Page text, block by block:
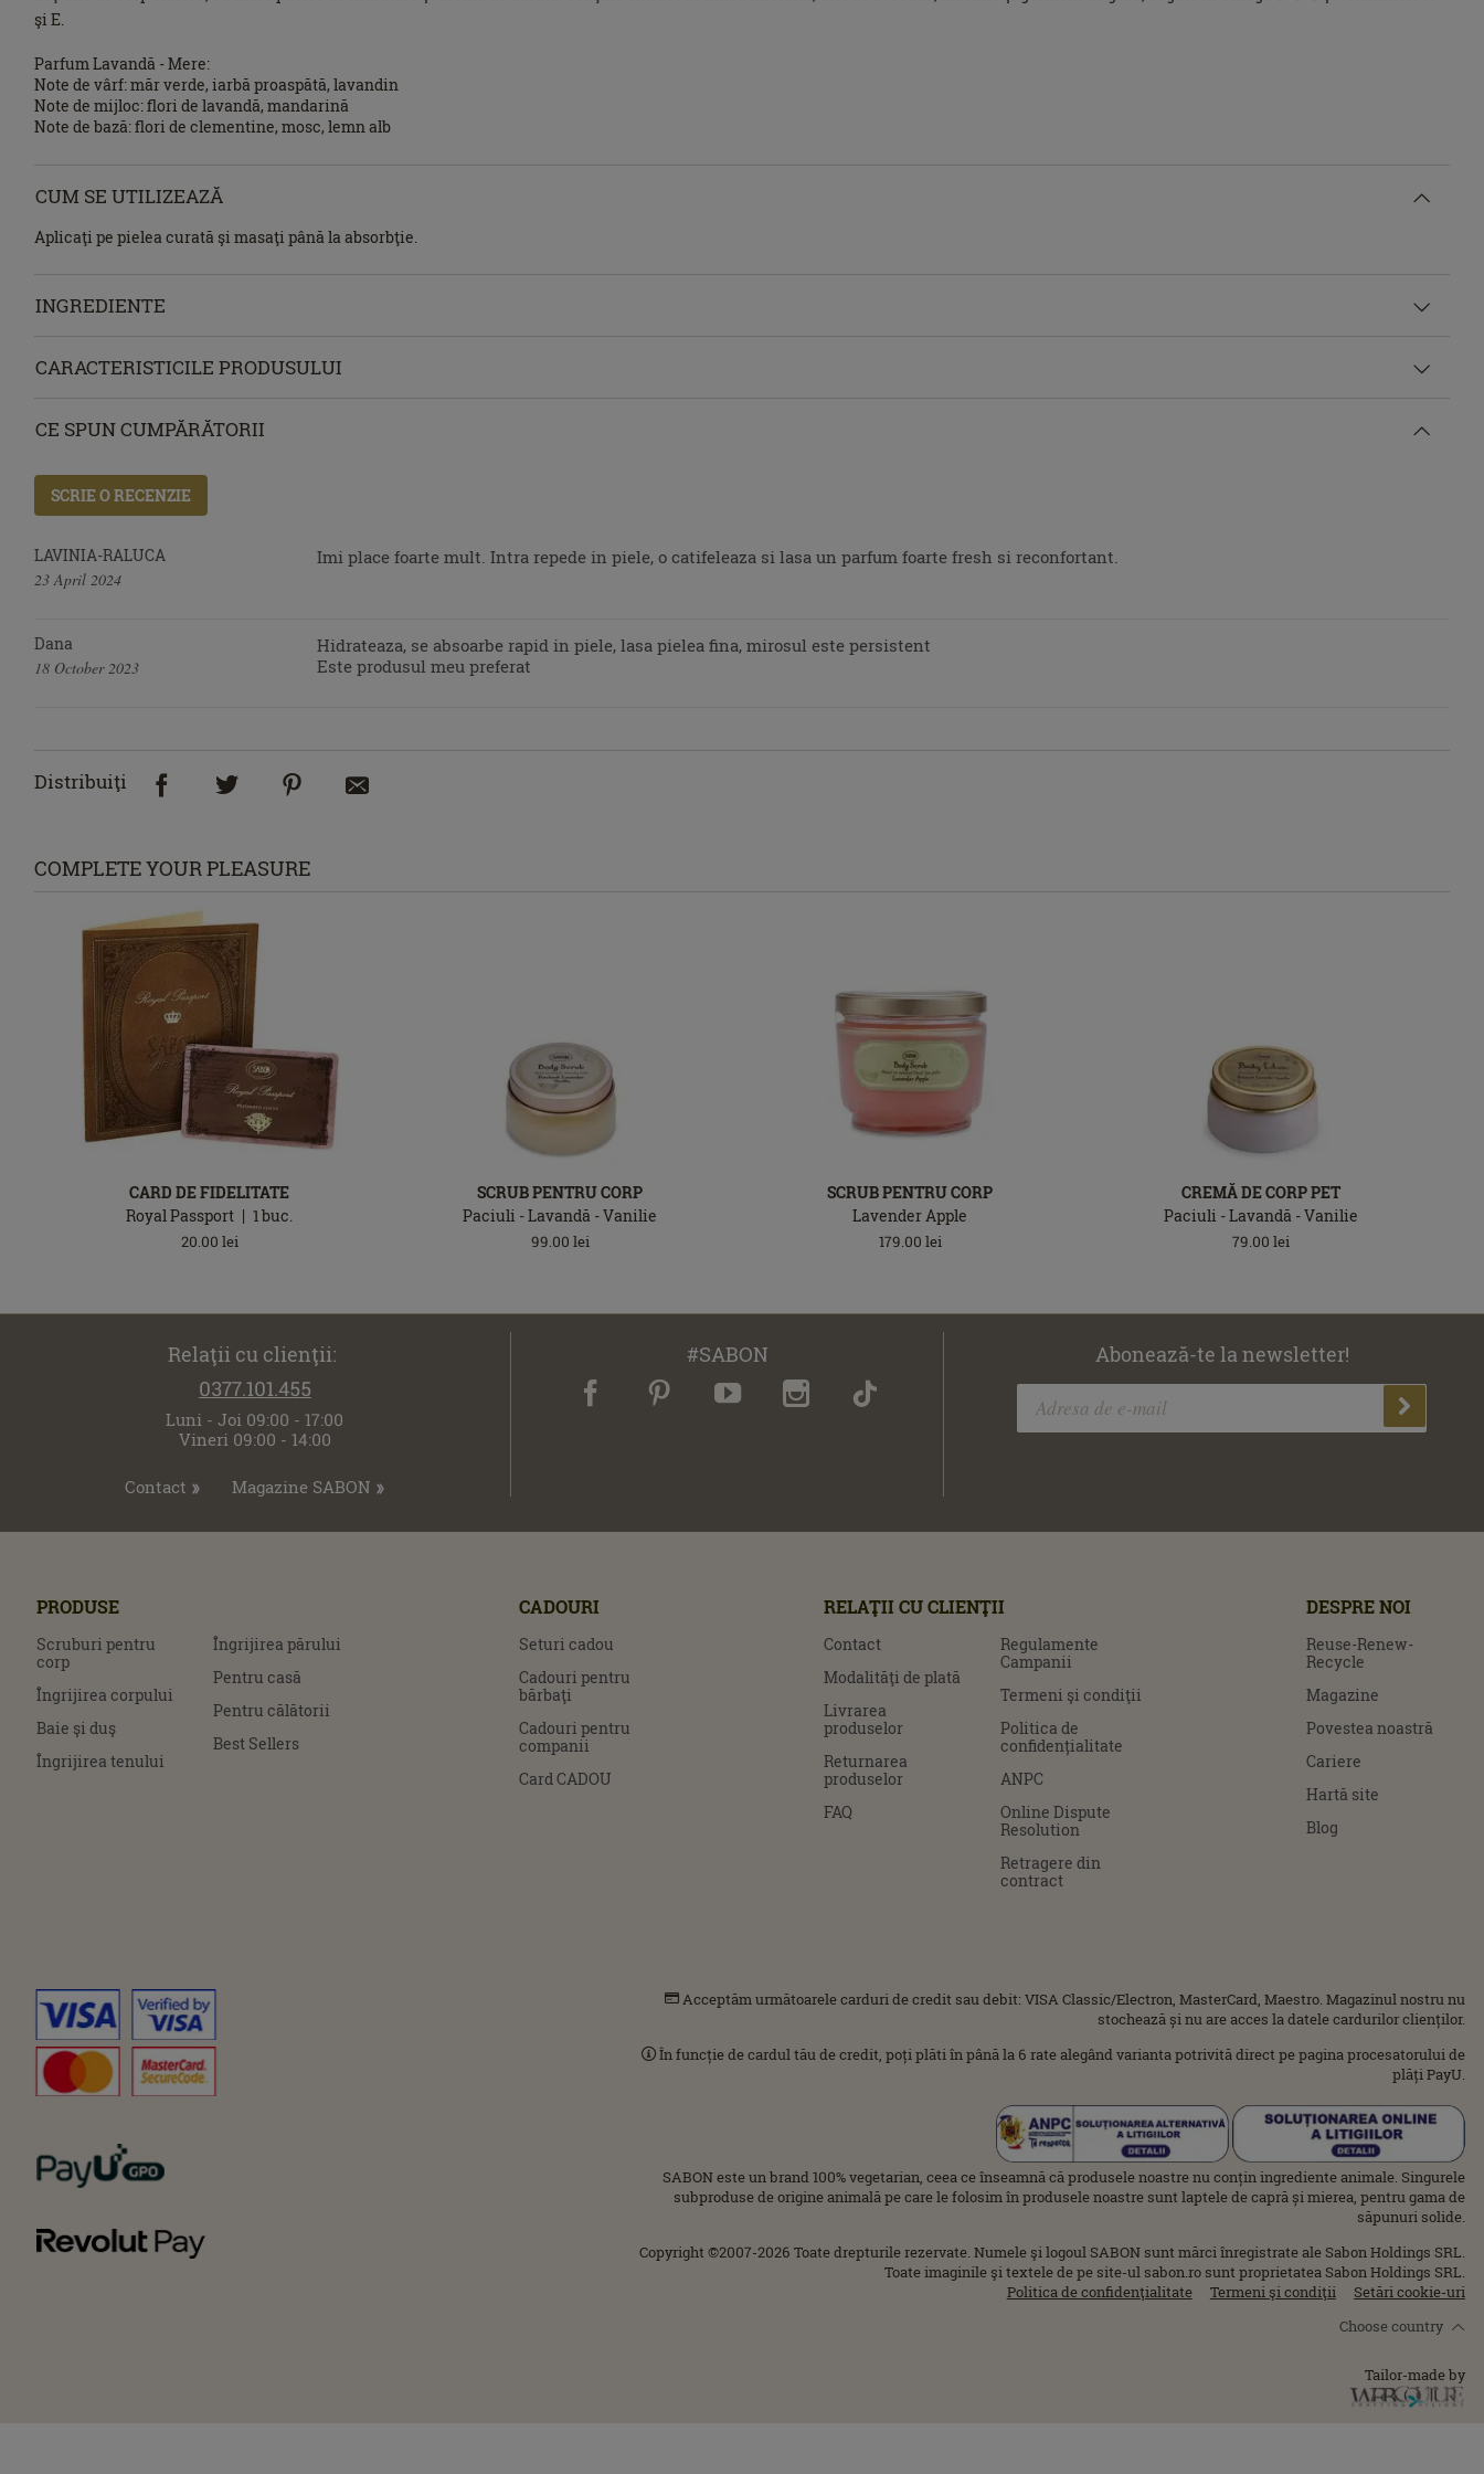
şi E.
Parfum Lavandă - Mere:
Note de vârf: măr verde, iarbă proaspătă, lavandin
Note de mijloc: flori de lavandă, mandarină
Note de bază: flori de clementine, mosc, lemn alb
CUM SE UTILIZEAZĂ
Aplicaţi pe pielea curată şi masaţi până la absorbţie.
INGREDIENTE
CARACTERISTICILE PRODUSULUI
CE SPUN CUMPĂRĂTORII
SCRIE O RECENZIE
LAVINIA-RALUCA
23 April 2024
Imi place foarte mult. Intra repede in piele, o catifeleaza si lasa un parfum foarte fresh si reconfortant.
Dana
18 October 2023
Hidrateaza, se absoarbe rapid in piele, lasa pielea fina, mirosul este persistent
Este produsul meu preferat
Distribuiţi
COMPLETE YOUR PLEASURE
CARD DE FIDELITATE
Royal Passport
1buc.
20.00 lei
SCRUB PENTRU CORP
Paciuli - Lavandă - Vanilie
99.00 lei
SCRUB PENTRU CORP
Lavender Apple
179.00 lei
CREMĂ DE CORP PET
Paciuli - Lavandă - Vanilie
79.00 lei
Abonează-te la newsletter!
Relaţii cu clienţii:
0377.101.455
Luni - Joi 09:00 - 17:00
Vineri 09:00 - 14:00
Contact Magazine SABON
#SABON
PRODUSE
Scruburi pentru
corp
Îngrijirea corpului
Baie şi duş
Îngrijirea tenului
Îngrijirea părului
Pentru casă
Pentru călătorii
Best Sellers
CADOURI
Seturi cadou
Cadouri pentru
bărbaţi
Cadouri pentru
companii
Card CADOU
RELAŢII CU CLIENŢII
Contact
Modalităţi de plată
Livrarea
produselor
Returnarea
produselor
FAQ
Regulamente
Campanii
Termeni şi condiţii
Politica de
confidențialitate
ANPC
Online Dispute
Resolution
Retragere din
contract
DESPRE NOI
Reuse-Renew-
Recycle
Magazine
Povestea noastră
Cariere
Hartă site
Blog
Acceptăm următoarele carduri de credit sau debit: VISA Classic/Electron, MasterCard, Maestro. Magazinul nostru nu
stochează și nu are acces la datele cardurilor clienților.
În funcție de cardul tău de credit, poți plăti în până la 6 rate alegând varianta potrivită direct pe pagina procesatorului de
plăți PayU.
SABON este un brand 100% vegetarian, ceea ce înseamnă că produsele noastre nu conțin ingrediente animale. Singurele
subproduse de origine animală pe care le folosim în produsele noastre sunt laptele de capră și mierea, pentru gama de
săpunuri solide.
Copyright ©2007-2026 Toate drepturile rezervate. Numele şi logoul SABON sunt mărci înregistrate ale Sabon Holdings SRL.
Toate imaginile şi textele de pe site-ul sabon.ro sunt proprietatea Sabon Holdings SRL.
Politica de confidenţialitate
Termeni şi condiţii
Setări cookie-uri
Choose country
Tailor-made by